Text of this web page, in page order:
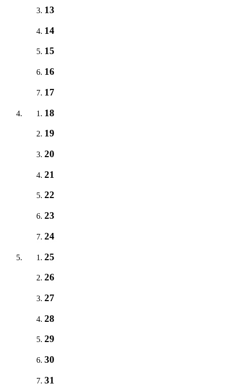
13
14
15
16
17
18
19
20
21
22
23
24
25
26
27
28
29
30
31